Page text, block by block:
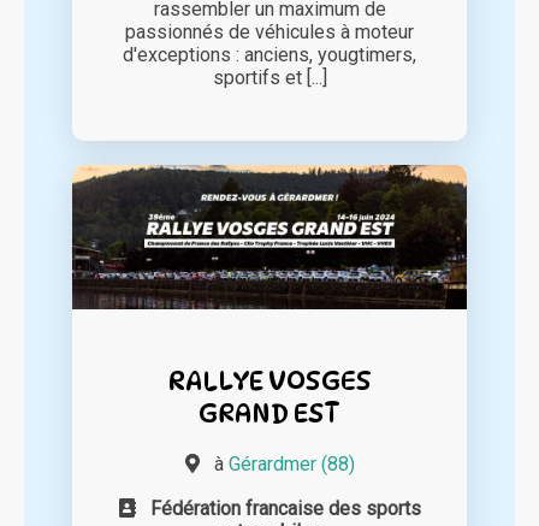
rassembler un maximum de
passionnés de véhicules à moteur
d'exceptions : anciens, yougtimers,
sportifs et [...]
RALLYE VOSGES
GRAND EST
à Gérardmer (88)
Fédération francaise des sports